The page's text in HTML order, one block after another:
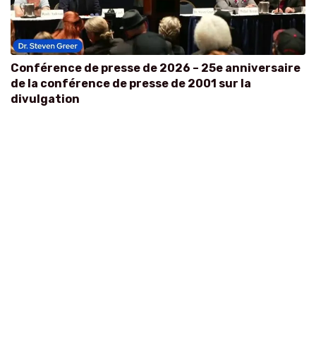
Conférence de presse de 2026 – 25e anniversaire
de la conférence de presse de 2001 sur la
divulgation